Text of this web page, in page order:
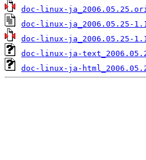
doc-linux-
doc-linux-ja_2006.05.25-
doc-linux-ja_2006.05.25-
doc-linux-ja-
doc-linux-ja-